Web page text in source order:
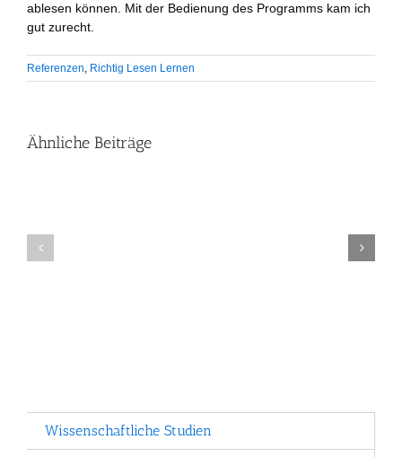
ablesen können. Mit der Bedienung des Programms kam ich
gut zurecht.
Referenzen, Richtig Lesen Lernen
Ähnliche Beiträge
Wissenschaftliche Studien